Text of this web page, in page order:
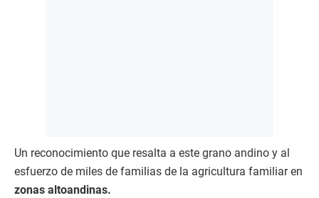
Un reconocimiento que resalta a este grano andino y al
esfuerzo de miles de familias de la agricultura familiar en
zonas altoandinas.